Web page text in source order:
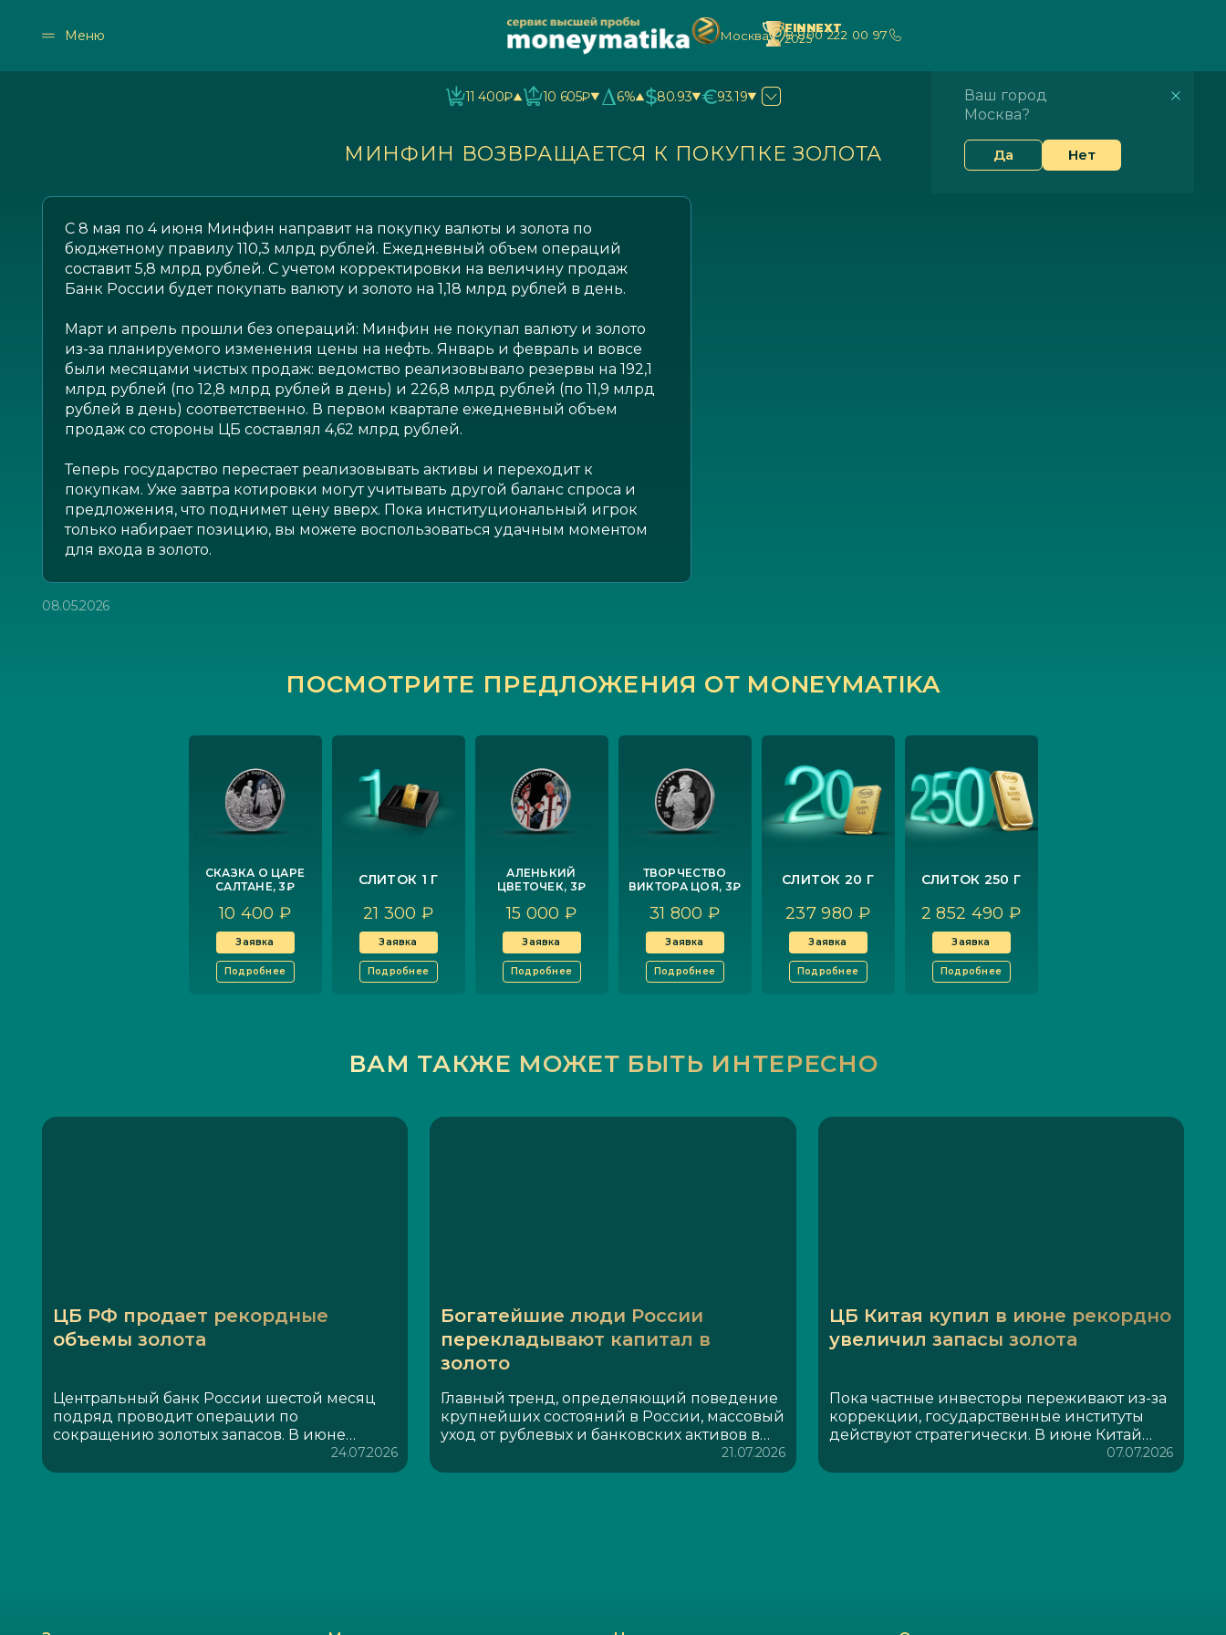
Меню
FINNEXT
2025
Москва 8 800 222 00 97
Ваш город
Москва?
Да Нет
11 400₽ 10 605₽ 6% 80.93 93.19
МИНФИН ВОЗВРАЩАЕТСЯ К ПОКУПКЕ ЗОЛОТА
С 8 мая по 4 июня Минфин направит на покупку валюты и золота по
бюджетному правилу 110,3 млрд рублей. Ежедневный объем операций
составит 5,8 млрд рублей. С учетом корректировки на величину продаж
Банк России будет покупать валюту и золото на 1,18 млрд рублей в день.
Март и апрель прошли без операций: Минфин не покупал валюту и золото
из-за планируемого изменения цены на нефть. Январь и февраль и вовсе
были месяцами чистых продаж: ведомство реализовывало резервы на 192,1
млрд рублей (по 12,8 млрд рублей в день) и 226,8 млрд рублей (по 11,9 млрд
рублей в день) соответственно. В первом квартале ежедневный объем
продаж со стороны ЦБ составлял 4,62 млрд рублей.
Теперь государство перестает реализовывать активы и переходит к
покупкам. Уже завтра котировки могут учитывать другой баланс спроса и
предложения, что поднимет цену вверх. Пока институциональный игрок
только набирает позицию, вы можете воспользоваться удачным моментом
для входа в золото.
08.05.2026
ПОСМОТРИТЕ ПРЕДЛОЖЕНИЯ ОТ MONEYMATIKA
СКАЗКА О ЦАРЕ
САЛТАНЕ, 3₽
10 400 ₽
Заявка
Подробнее
СЛИТОК 1 Г
21 300 ₽
Заявка
Подробнее
АЛЕНЬКИЙ
ЦВЕТОЧЕК, 3₽
15 000 ₽
Заявка
Подробнее
ТВОРЧЕСТВО
ВИКТОРА ЦОЯ, 3₽
31 800 ₽
Заявка
Подробнее
СЛИТОК 20 Г
237 980 ₽
Заявка
Подробнее
СЛИТОК 250 Г
2 852 490 ₽
Заявка
Подробнее
ВАМ ТАКЖЕ МОЖЕТ БЫТЬ ИНТЕРЕСНО
ЦБ РФ продает рекордные
объемы золота
Центральный банк России шестой месяц
подряд проводит операции по
сокращению золотых запасов. В июне
объем резервов уменьшился на 9,33 тонны,
а с начала года реализовано 43,5 тонны
24.07.2026
Богатейшие люди России
перекладывают капитал в
золото
Главный тренд, определяющий поведение
крупнейших состояний в России, массовый
уход от рублевых и банковских активов в
пользу защитных инструментов. Золото
становится ключевым активом этого
21.07.2026
ЦБ Китая купил в июне рекордно
увеличил запасы золота
Пока частные инвесторы переживают из-за
коррекции, государственные институты
действуют стратегически. В июне Китай
увеличил свои золотые резервы на 480 000
тройских унций, доведя общий объем до
07.07.2026